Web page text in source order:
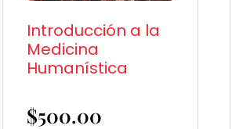
Introducción a la
Medicina
Humanística
$500.00